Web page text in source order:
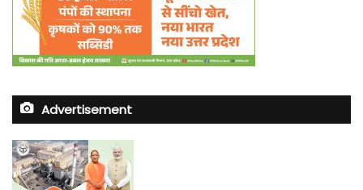
Advertisement